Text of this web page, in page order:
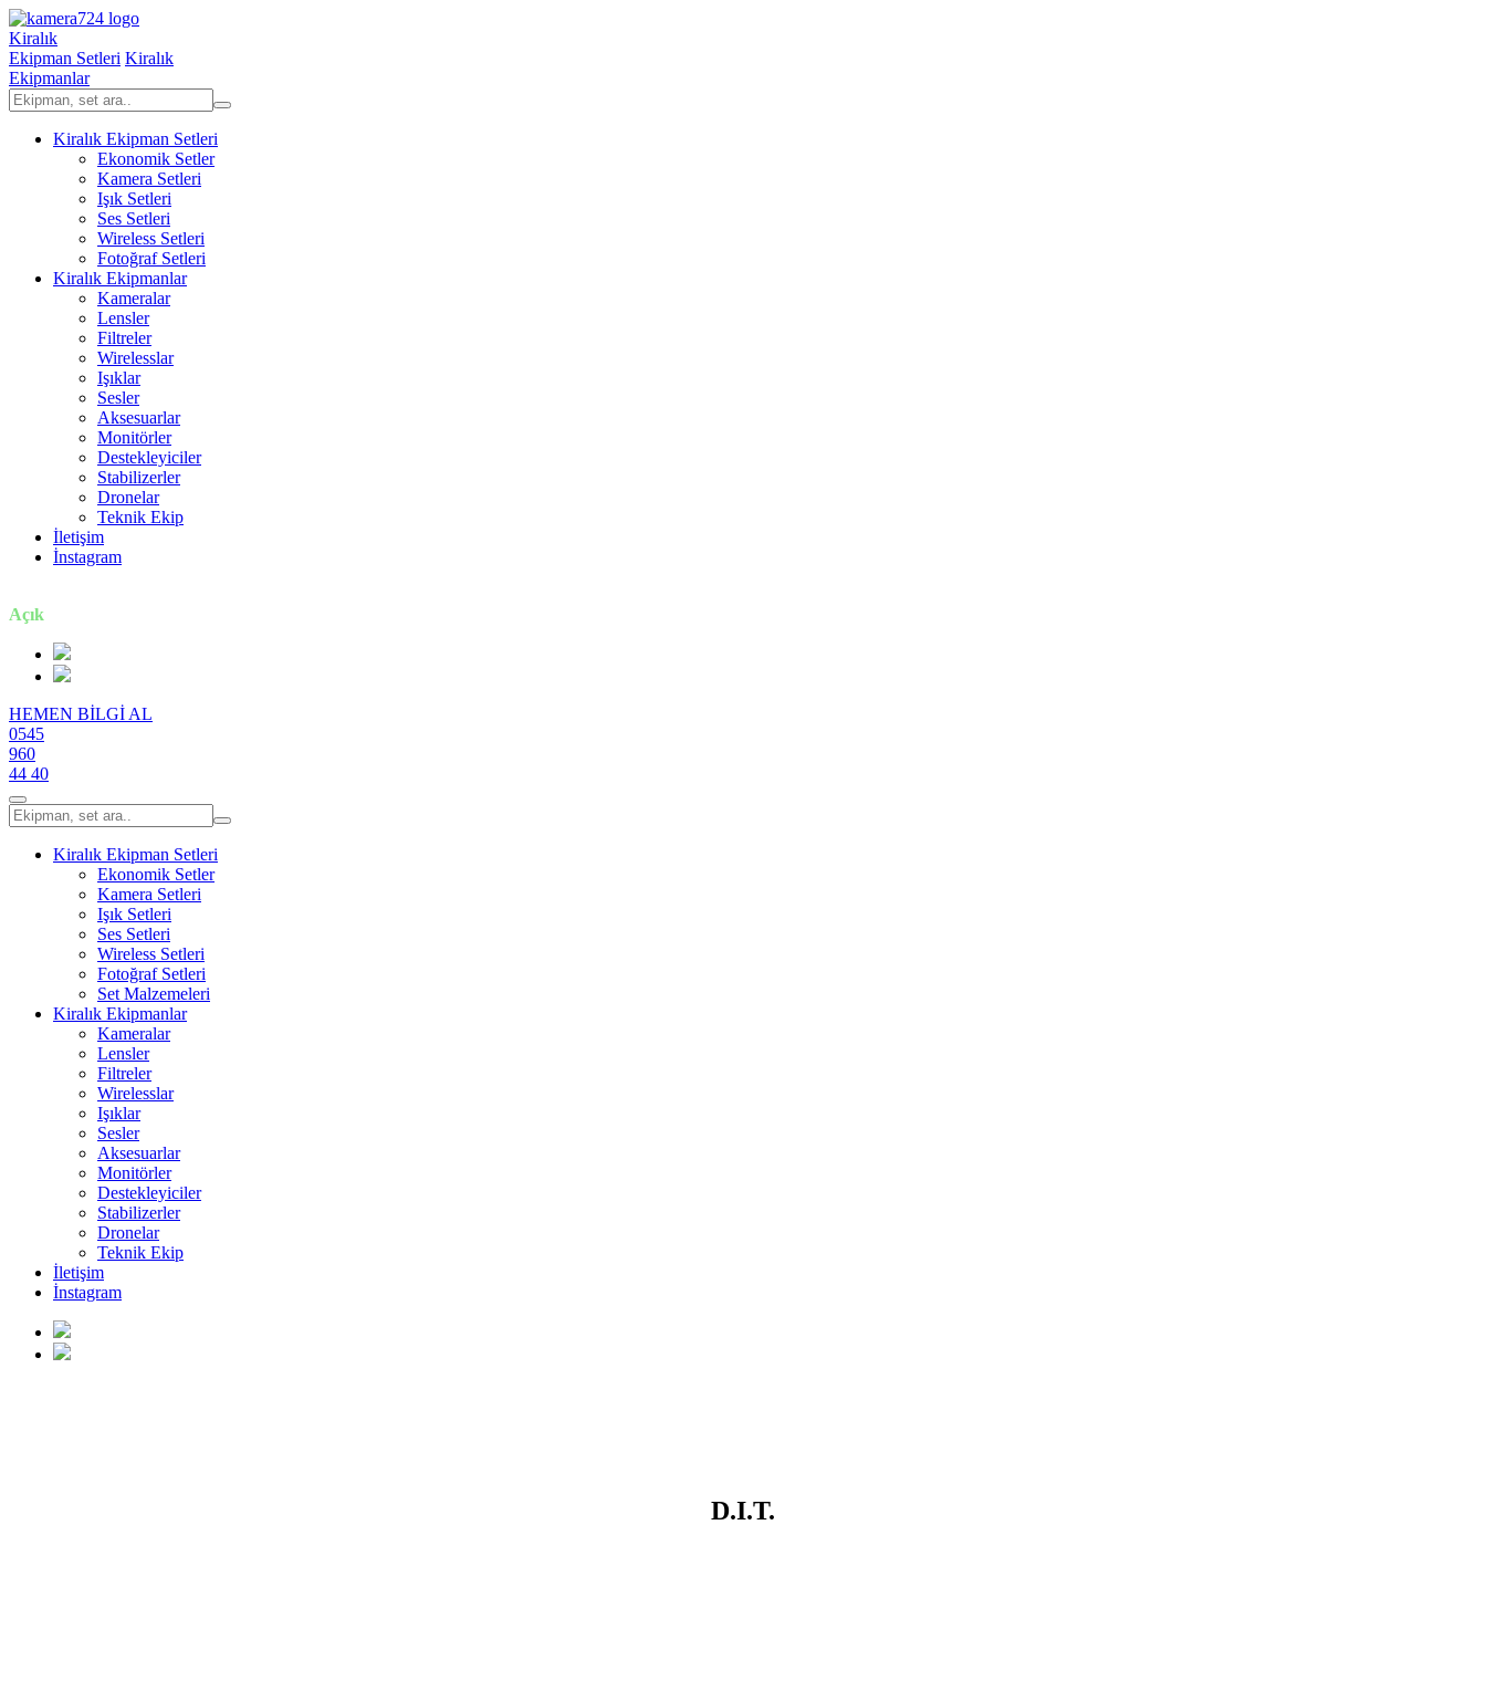
Kiralık
Ekipman Setleri Kiralık
Ekipmanlar
Kiralık Ekipman Setleri
Ekonomik Setler
Kamera Setleri
Işık Setleri
Ses Setleri
Wireless Setleri
Fotoğraf Setleri
Kiralık Ekipmanlar
Kameralar
Lensler
Filtreler
Wirelesslar
Işıklar
Sesler
Aksesuarlar
Monitörler
Destekleyiciler
Stabilizerler
Dronelar
Teknik Ekip
İletişim
İnstagram
Açık
HEMEN BİLGİ AL
0545
960
44 40
Kiralık Ekipman Setleri
Ekonomik Setler
Kamera Setleri
Işık Setleri
Ses Setleri
Wireless Setleri
Fotoğraf Setleri
Set Malzemeleri
Kiralık Ekipmanlar
Kameralar
Lensler
Filtreler
Wirelesslar
Işıklar
Sesler
Aksesuarlar
Monitörler
Destekleyiciler
Stabilizerler
Dronelar
Teknik Ekip
İletişim
İnstagram
D.I.T.